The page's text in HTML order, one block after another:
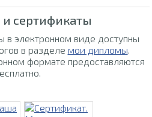
сертификаты
в электронном виде доступны
в разделе мои дипломы.
формате предоставляются